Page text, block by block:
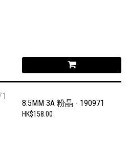
8.5MM 3A 粉晶 - 190971
HK$158.00